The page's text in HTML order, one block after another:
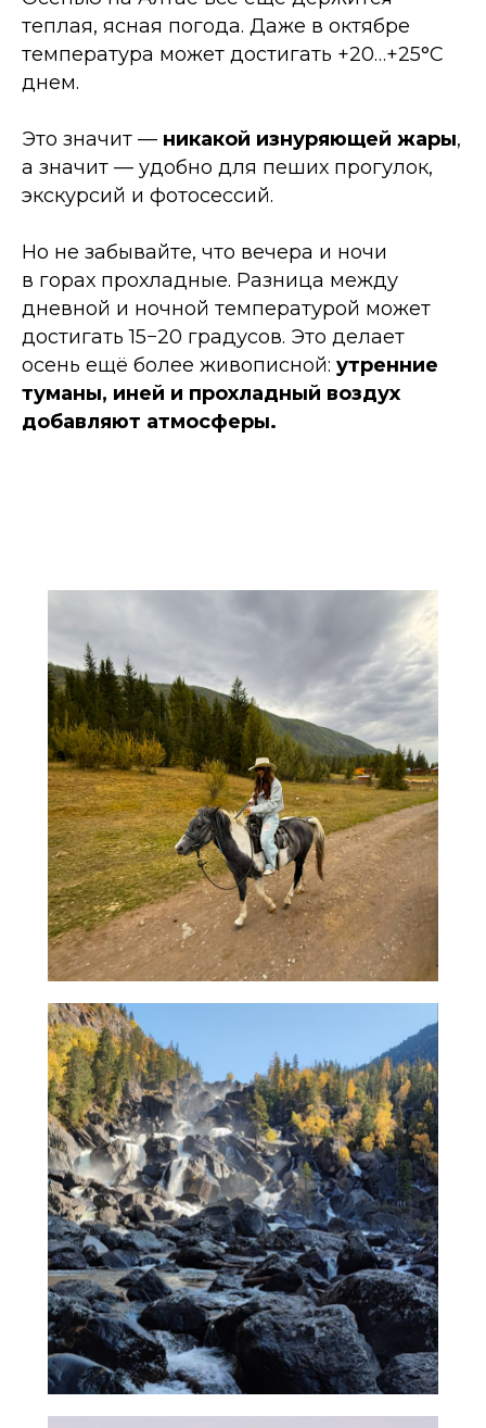
теплая, ясная погода. Даже в октябре
температура может достигать +20…+25°С
днем.
Это значит — никакой изнуряющей жары,
а значит — удобно для пеших прогулок,
экскурсий и фотосессий.
Но не забывайте, что вечера и ночи
в горах прохладные. Разница между
дневной и ночной температурой может
достигать 15−20 градусов. Это делает
осень ещё более живописной: утренние
туманы, иней и прохладный воздух
добавляют атмосферы.